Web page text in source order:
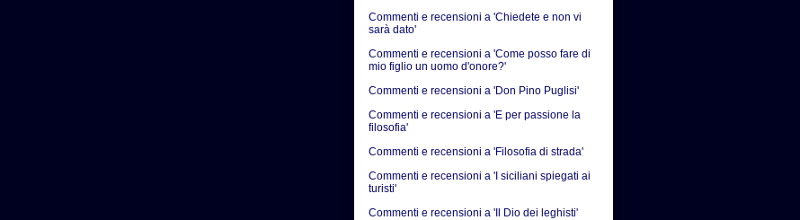
Commenti e recensioni a 'Chiedete e non vi
sarà dato'
Commenti e recensioni a 'Come posso fare di
mio figlio un uomo d'onore?'
Commenti e recensioni a 'Don Pino Puglisi'
Commenti e recensioni a 'E per passione la
filosofia'
Commenti e recensioni a 'Filosofia di strada'
Commenti e recensioni a 'I siciliani spiegati ai
turisti'
Commenti e recensioni a 'Il Dio dei leghisti'